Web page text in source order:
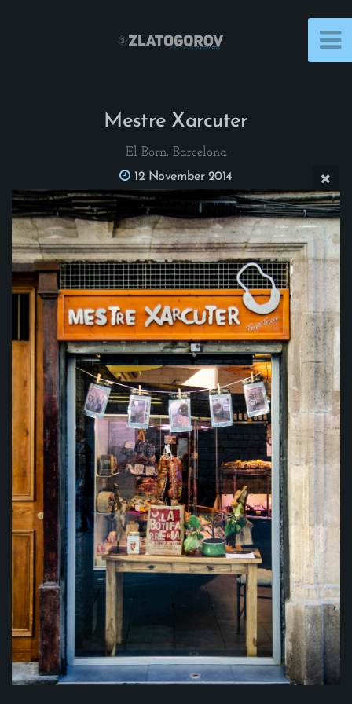
Mestre Xarcuter
El Born, Barcelona
12 November 2014